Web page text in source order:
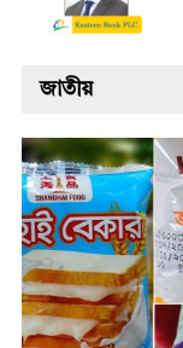
জাতীয়